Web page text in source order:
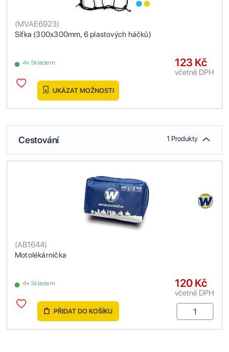
Síťka (300x300mm, 6 plastových háčků)
(MVAE6923)
4+ Skladem 123 Kč
včetně DPH
UKÁZAT MOŽNOSTI
Cestování 1 Produkty
Motolékárnička
(AB1644)
4+ Skladem 120 Kč
včetně DPH
PŘIDAT DO KOŠÍKU